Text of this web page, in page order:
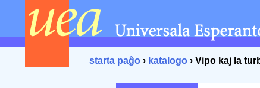
starta paĝo › katalogo › Vipo kaj la